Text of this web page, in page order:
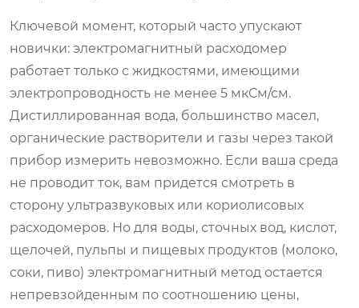
Ключевой момент, который часто упускают
новички: электромагнитный расходомер
работает только с жидкостями, имеющими
электропроводность не менее 5 мкСм/см.
Дистиллированная вода, большинство масел,
органические растворители и газы через такой
прибор измерить невозможно. Если ваша среда
не проводит ток, вам придется смотреть в
сторону ультразвуковых или кориолисовых
расходомеров. Но для воды, сточных вод, кислот,
щелочей, пульпы и пищевых продуктов (молоко,
соки, пиво) электромагнитный метод остается
непревзойденным по соотношению цены,